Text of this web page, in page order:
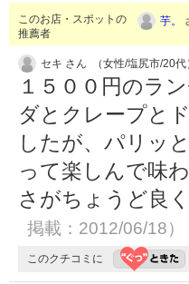
このお店・スポットの
推薦者
芋。
セキ さん （女性/塩尻市/20代
１５００円のラ
ダとクレープと
したが、パリッ
って楽しんで味
さがちょうど良
掲載：2012/06/18）
このクチコミに